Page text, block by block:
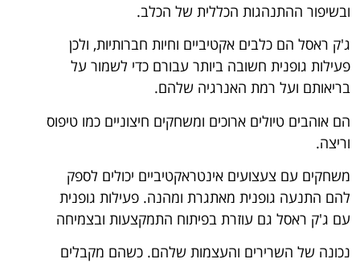
ובשיפור ההתנהגות הכללית של הכלב.
ג'ק ראסל הם כלבים אקטיביים וחיות חברותיות, ולכן
פעילות גופנית חשובה ביותר עבורם כדי לשמור על
בריאותם ועל רמת האנרגיה שלהם.
הם אוהבים טיולים ארוכים ומשחקים חיצוניים כמו טיפוס
וריצה.
משחקים עם צעצועים אינטראקטיביים יכולים לספק
להם התנעה גופנית מאתגרת ומהנה. פעילות גופנית
עם ג'ק ראסל גם עוזרת בפיתוח התמקצעות ובצמיחה
נכונה של השרירים והעצמות שלהם. כשהם מקבלים